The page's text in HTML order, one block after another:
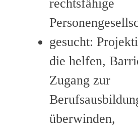
rechtsfähige
gesucht:
die helfen,
Zugang zur
überwinden,